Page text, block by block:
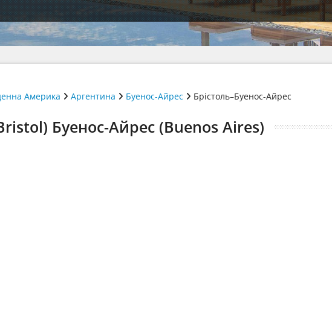
Америка Аргентина Буенос-Айрес Брістоль–Буенос-Айрес
Буенос-Айрес (Buenos Aires)